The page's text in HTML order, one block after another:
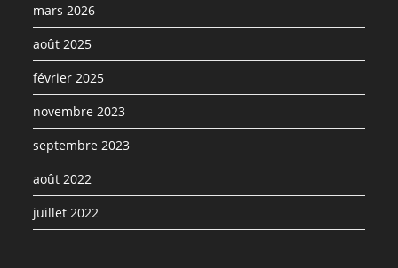
mars 2026
août 2025
février 2025
novembre 2023
septembre 2023
août 2022
juillet 2022